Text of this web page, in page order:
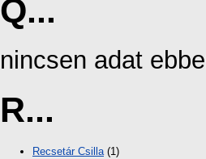
Q...
nincsen adat
R...
Recsetár Csilla(1)